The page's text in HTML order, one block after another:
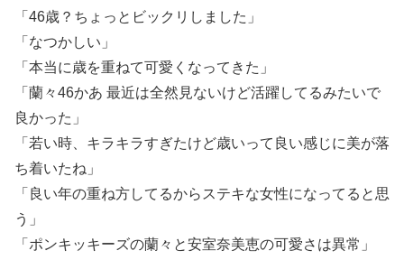
「46歳？ちょっとビックリしました️」
「なつかしい」
「本当に歳を重ねて可愛くなってきた」
「蘭々46かあ 最近は全然見ないけど活躍してるみたいで
良かった」
「若い時、キラキラすぎたけど歳いって良い感じに美が落
ち着いたね」
「良い年の重ね方してるからステキな女性になってると思
う」
「ポンキッキーズの蘭々と安室奈美恵の可愛さは異常」